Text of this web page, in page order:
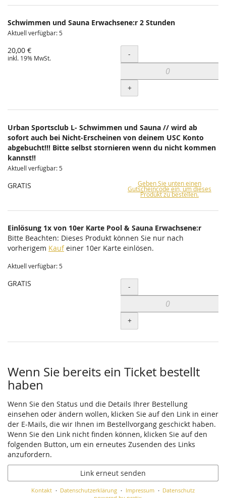
Schwimmen und Sauna Erwachsene:r 2 Stunden
Aktuell verfügbar: 5
20,00 €
inkl. 19% MwSt. Menge
-
+
Urban Sportsclub L- Schwimmen und Sauna // wird ab
sofort auch bei Nicht-Erscheinen von deinem USC Konto
abgebucht!!! Bitte selbst stornieren wenn du nicht kommen
kannst!!
Aktuell verfügbar: 5
GRATIS Geben Sie unten einen
Gutscheincode ein, um dieses
Produkt zu bestellen.
Einlösung 1x von 10er Karte Pool & Sauna Erwachsene:r
Bitte Beachten: Dieses Produkt können Sie nur nach
vorherigem Kaufeiner 10er Karte einlösen.
Aktuell verfügbar: 5
GRATIS Menge
-
+
Wenn Sie bereits ein Ticket bestellt
haben
Wenn Sie den Status und die Details Ihrer Bestellung
einsehen oder ändern wollen, klicken Sie auf den Link in einer
der E-Mails, die wir Ihnen im Bestellvorgang geschickt haben.
Wenn Sie den Link nicht finden können, klicken Sie auf den
folgenden Button, um ein erneutes Zusenden des Links
anzufordern.
Link erneut senden
Kontakt Datenschutzerklärung Impressum
Datenschutz